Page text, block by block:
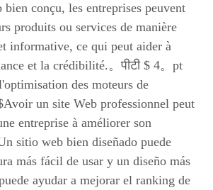
bien conçu, les entreprises peuvent
produits ou services de manière
informative, ce qui peut aider à
et la crédibilité.。पीटी $ 4。pt
des moteurs de
un site Web professionnel peut
entreprise à améliorer son
sitio web bien diseñado puede
más fácil de usar y un diseño más
ayudar a mejorar el ranking de